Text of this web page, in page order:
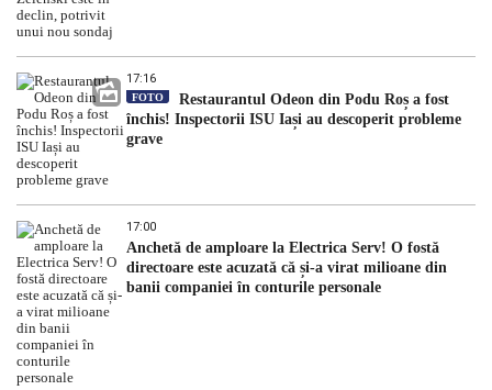
17:16
FOTO
Restaurantul Odeon din Podu Roș a fost
închis! Inspectorii ISU Iași au descoperit probleme
grave
17:00
Anchetă de amploare la Electrica Serv! O fostă
directoare este acuzată că și-a virat milioane din
banii companiei în conturile personale